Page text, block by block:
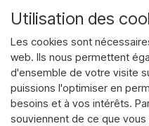
Utilisation des
Les cookies sont
web. Ils nous permettent
d'ensemble de votre visite
puissions l'optimiser en
besoins et à vos intérêts.
souviennent de ce que